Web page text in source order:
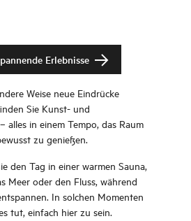
Erlebnisse
Weise neue Eindrücke
Sie Kunst- und
alles in einem Tempo, das Raum
zu genießen.
den Tag in einer warmen Sauna,
Meer oder den Fluss, während
In solchen Momenten
tut, einfach hier zu sein.